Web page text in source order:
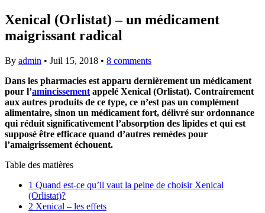
Xenical (Orlistat) – un médicament
maigrissant radical
By admin • Juil 15, 2018 • 8 comments
Dans les pharmacies est apparu dernièrement un médicament
pour l’amincissement appelé Xenical (Orlistat). Contrairement
aux autres produits de ce type, ce n’est pas un complément
alimentaire, sinon un médicament fort, délivré sur ordonnance
qui réduit significativement l’absorption des lipides et qui est
supposé être efficace quand d’autres remèdes pour
l’amaigrissement échouent.
Table des matières
1 Quand est-ce qu’il vaut la peine de choisir Xenical
(Orlistat)?
2 Xenical – les effets